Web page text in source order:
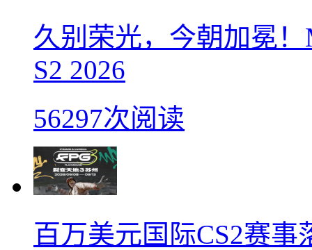
久别荣光，今朝加冕
S2 2026
56297次阅读
百万美元国际CS2赛事